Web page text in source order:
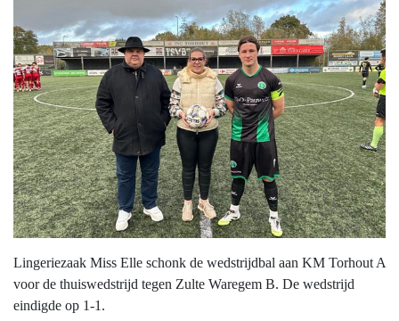
Lingeriezaak Miss Elle schonk de wedstrijdbal aan KM Torhout A
voor de thuiswedstrijd tegen Zulte Waregem B. De wedstrijd
eindigde op 1-1.